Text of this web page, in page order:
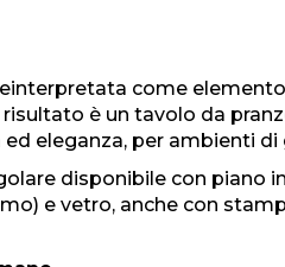
come
è un tavolo da
eleganza, per ambienti di
disponibile con piano
e vetro, anche con